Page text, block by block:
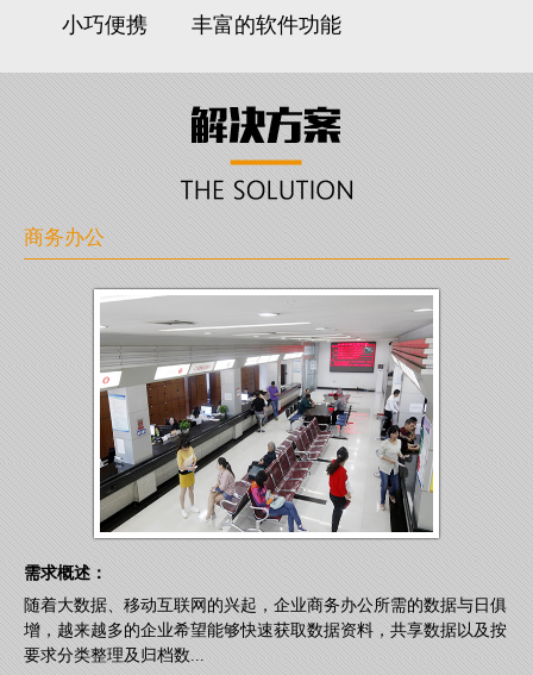
小巧便携 丰富的软件功能
商务办公
需求概述：
随着大数据、移动互联网的兴起，企业商务办公所需的数据与日俱
增，越来越多的企业希望能够快速获取数据资料，共享数据以及按
要求分类整理及归档数...